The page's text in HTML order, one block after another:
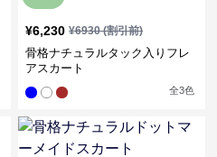
¥6,230 ¥6930(割引前)
骨格ナチュラルタック入りフレ
アスカート
全3色